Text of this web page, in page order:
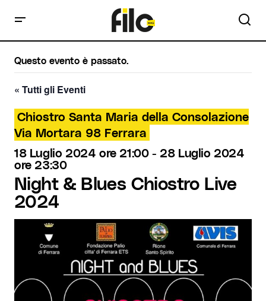
Questo evento è passato.
« Tutti gli Eventi
Chiostro Santa Maria della Consolazione
Via Mortara 98 Ferrara
18 Luglio 2024 ore 21:00- 28 Luglio 2024
ore 23:30
Night & Blues Chiostro Live
2024